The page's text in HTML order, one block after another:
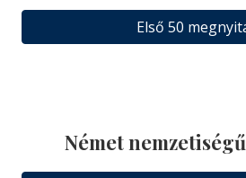
Első 50
Német